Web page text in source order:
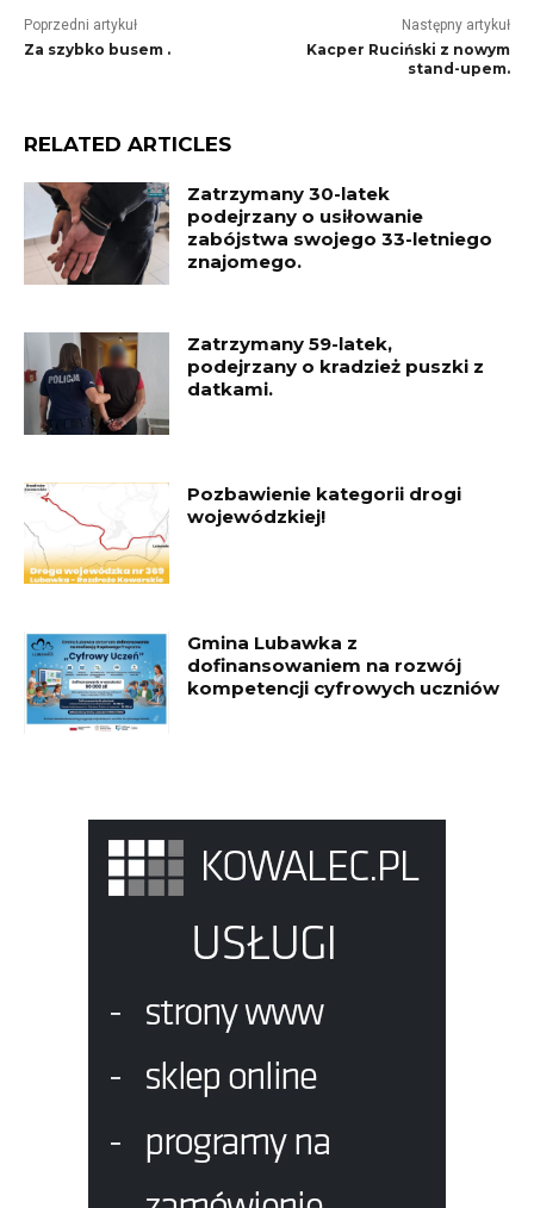
Poprzedni artykuł
Za szybko busem .
Następny artykuł
Kacper Ruciński z nowym
stand-upem.
RELATED ARTICLES
Zatrzymany 30-latek
podejrzany o usiłowanie
zabójstwa swojego 33-letniego
znajomego.
Zatrzymany 59-latek,
podejrzany o kradzież puszki z
datkami.
Pozbawienie kategorii drogi
wojewódzkiej!
Gmina Lubawka z
dofinansowaniem na rozwój
kompetencji cyfrowych uczniów